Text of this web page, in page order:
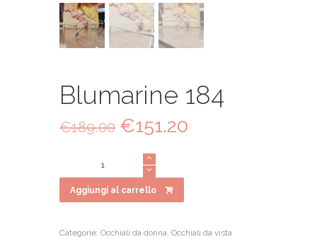
Blumarine 184
€189.00 Il
prezzo
originale
era:
€189.00.
€151.20
quantità
Aggiungi al carrello
Categorie: Occhiali da donna Occhiali da vista